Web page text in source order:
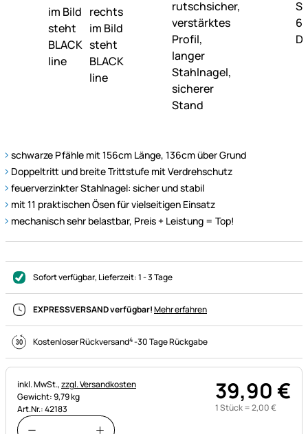
schwarze Pfähle mit 156cm Länge, 136cm über Grund
Doppeltritt und breite Trittstufe mit Verdrehschutz
feuerverzinkter Stahlnagel: sicher und stabil
mit 11 praktischen Ösen für vielseitigen Einsatz
mechanisch sehr belastbar, Preis + Leistung = Top!
Sofort verfügbar, Lieferzeit:1 - 3 Tage
EXPRESSVERSAND verfügbar!Mehr erfahren
Kostenloser Rückversand4-30 Tage Rückgabe
Steuerhinweis:
inkl. MwSt.,zzgl. Versandkosten
Gewicht: 9,79 kg
Art.Nr.: 42183
39,90€
1 Stück =2,00€